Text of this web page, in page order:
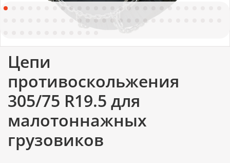
Цепи
противоскольжения
305/75 R19.5 для
малотоннажных
грузовиков